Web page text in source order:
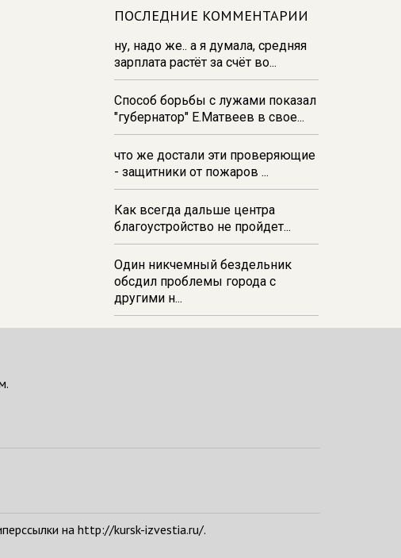
16:55В Курске жителя
Тюменской области осудили за
незаконную перевозку
взрывчатки
16:47В Курске капремонт дорог
выполнен на 54%
ПОСЛЕДНИЕ КОММЕНТАРИИ
ну, надо же.. а я думала, средняя
зарплата растёт за счёт во...
Способ борьбы с лужами показал
"губернатор" Е.Матвеев в свое...
что же достали эти проверяющие
- защитники от пожаров ...
Как всегда дальше центра
благоустройство не пройдет...
Один никчемный бездельник
обсдил проблемы города с
другими н...
на http://kursk-izvestia.ru/.